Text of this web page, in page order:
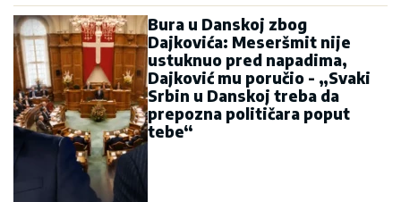
Bura u Danskoj zbog
Dajkovića: Meseršmit nije
ustuknuo pred napadima,
Dajković mu poručio - „Svaki
Srbin u Danskoj treba da
prepozna političara poput
tebe“